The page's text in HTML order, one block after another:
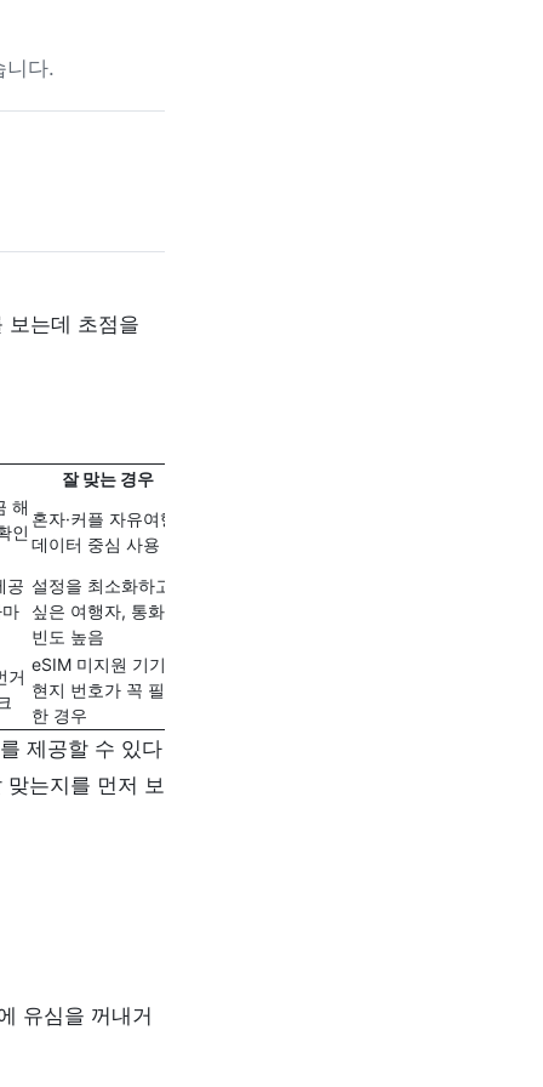
니다.
보는데 초점을
잘 맞는 경우
해
인
혼자·커플 자유여행,
데이터 중심 사용
공 설정을 최소화하고
싶은 여행자, 통화
빈도 높음
거
eSIM 미지원 기기,
현지 번호가 꼭 필요
한 경우
제공할 수 있다
는지를 먼저 보
유심을 꺼내거